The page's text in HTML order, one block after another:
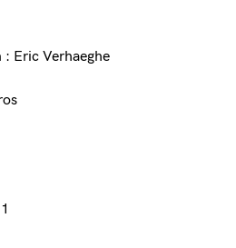
Eric Verhaeghe